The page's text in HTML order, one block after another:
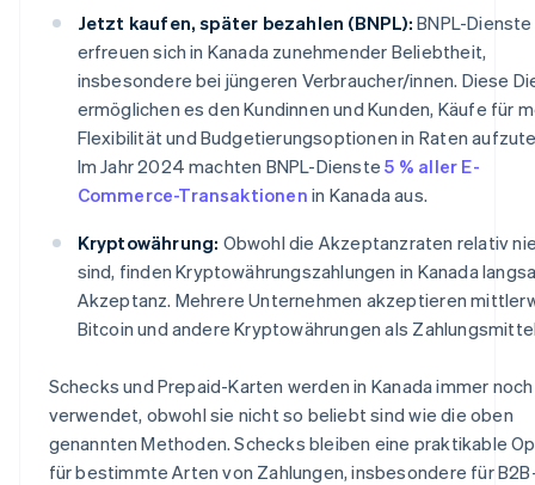
Jetzt kaufen, später bezahlen (BNPL): BNPL-Dienste
erfreuen sich in Kanada zunehmender Beliebtheit,
insbesondere bei jüngeren Verbraucher/innen. Diese
ermöglichen es den Kundinnen und Kunden, Käufe für
Flexibilität und Budgetierungsoptionen in Raten
Im Jahr 2024 machten BNPL-Dienste5 % aller E-
Commerce-Transaktionen in Kanada aus.
Kryptowährung: Obwohl die Akzeptanzraten relativ
sind, finden Kryptowährungszahlungen in Kanada
Akzeptanz. Mehrere Unternehmen akzeptieren
Bitcoin und andere Kryptowährungen als
Schecks und Prepaid-Karten werden in Kanada immer noch
verwendet, obwohl sie nicht so beliebt sind wie die oben
genannten Methoden. Schecks bleiben eine praktikable
für bestimmte Arten von Zahlungen, insbesondere für